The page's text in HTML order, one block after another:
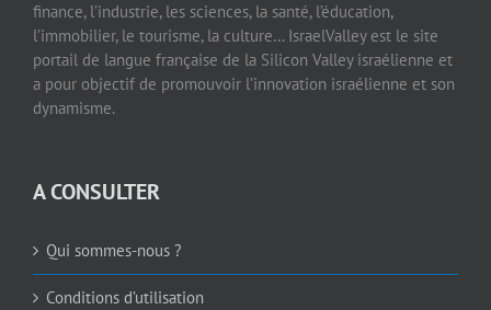
finance, l’industrie, les sciences, la santé, l’éducation,
l’immobilier, le tourisme, la culture… IsraelValley est le site
portail de langue française de la Silicon Valley israélienne et
a pour objectif de promouvoir l’innovation israélienne et son
dynamisme.
A CONSULTER
Qui sommes-nous ?
Conditions d’utilisation